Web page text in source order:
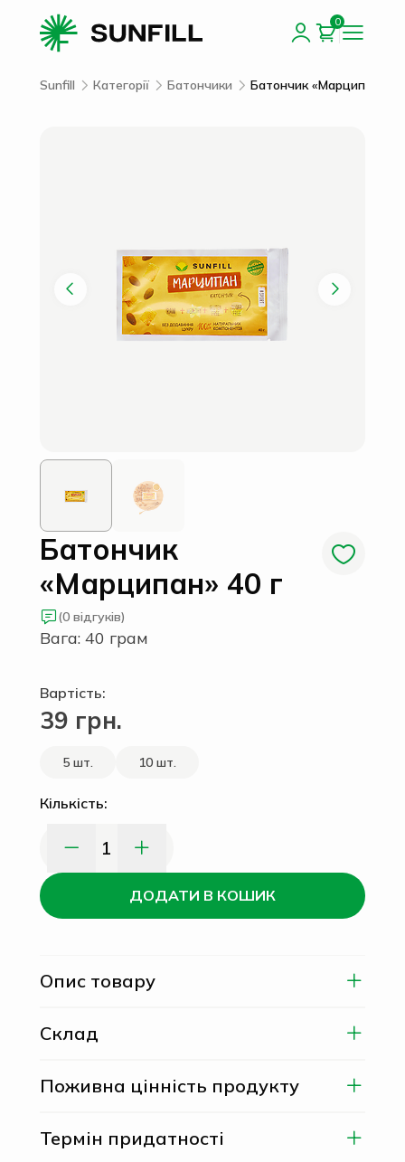
0
Sunfill Категорії Батончики Батончик «Марципан»
Батончик
«Марципан» 40 г
(0 відгуків)
Вага: 40 грам
Вартість:
39 грн.
5 шт. 10 шт.
Кількість:
1
ДОДАТИ В КОШИК
Опис товару
Склад
Поживна цінність продукту
Термін придатності